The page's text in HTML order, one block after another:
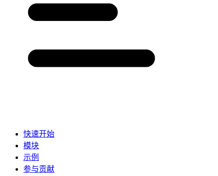
快速开始
模块
示例
参与贡献